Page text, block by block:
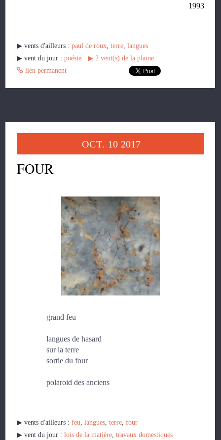
1993
▶︎ vents d'ailleurs :paul de roux,terre,langues
▶︎ vent du jour :poésie ▶︎ 2 vent(s) de la plaine
lien permanent
OCT. 10 2017
FOUR
grand feu
langues de hasard
sur la terre
sortie du four
polaroid des anciens
▶︎ vents d'ailleurs :feu,langues,terre,four
▶︎ vent du jour :lois de la matière,travaux domestiques